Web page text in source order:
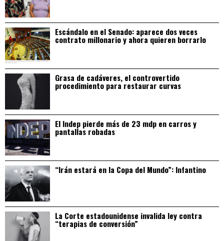
Escándalo en el Senado: aparece dos veces
contrato millonario y ahora quieren borrarlo
Grasa de cadáveres, el controvertido
procedimiento para restaurar curvas
El Indep pierde más de 23 mdp en carros y
pantallas robadas
“Irán estará en la Copa del Mundo”: Infantino
La Corte estadounidense invalida ley contra
“terapias de conversión”